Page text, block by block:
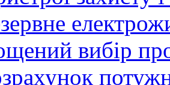
вибір